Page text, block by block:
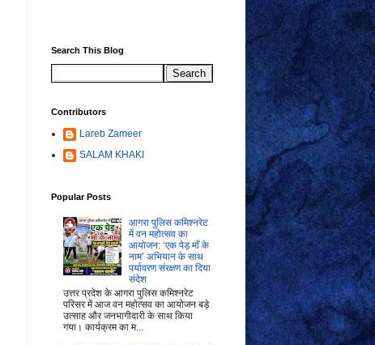
Search This Blog
Contributors
Lareb Zameer
SALAM KHAKI
Popular Posts
आगरा पुलिस कमिश्नरेट
में वन महोत्सव का
आयोजन: ‘एक पेड़ माँ के
नाम’ अभियान के साथ
पर्यावरण संरक्षण का दिया
संदेश
उत्तर प्रदेश के आगरा पुलिस कमिश्नरेट
परिसर में आज वन महोत्सव का आयोजन बड़े
उत्साह और जनभागीदारी के साथ किया
गया। कार्यक्रम का म...